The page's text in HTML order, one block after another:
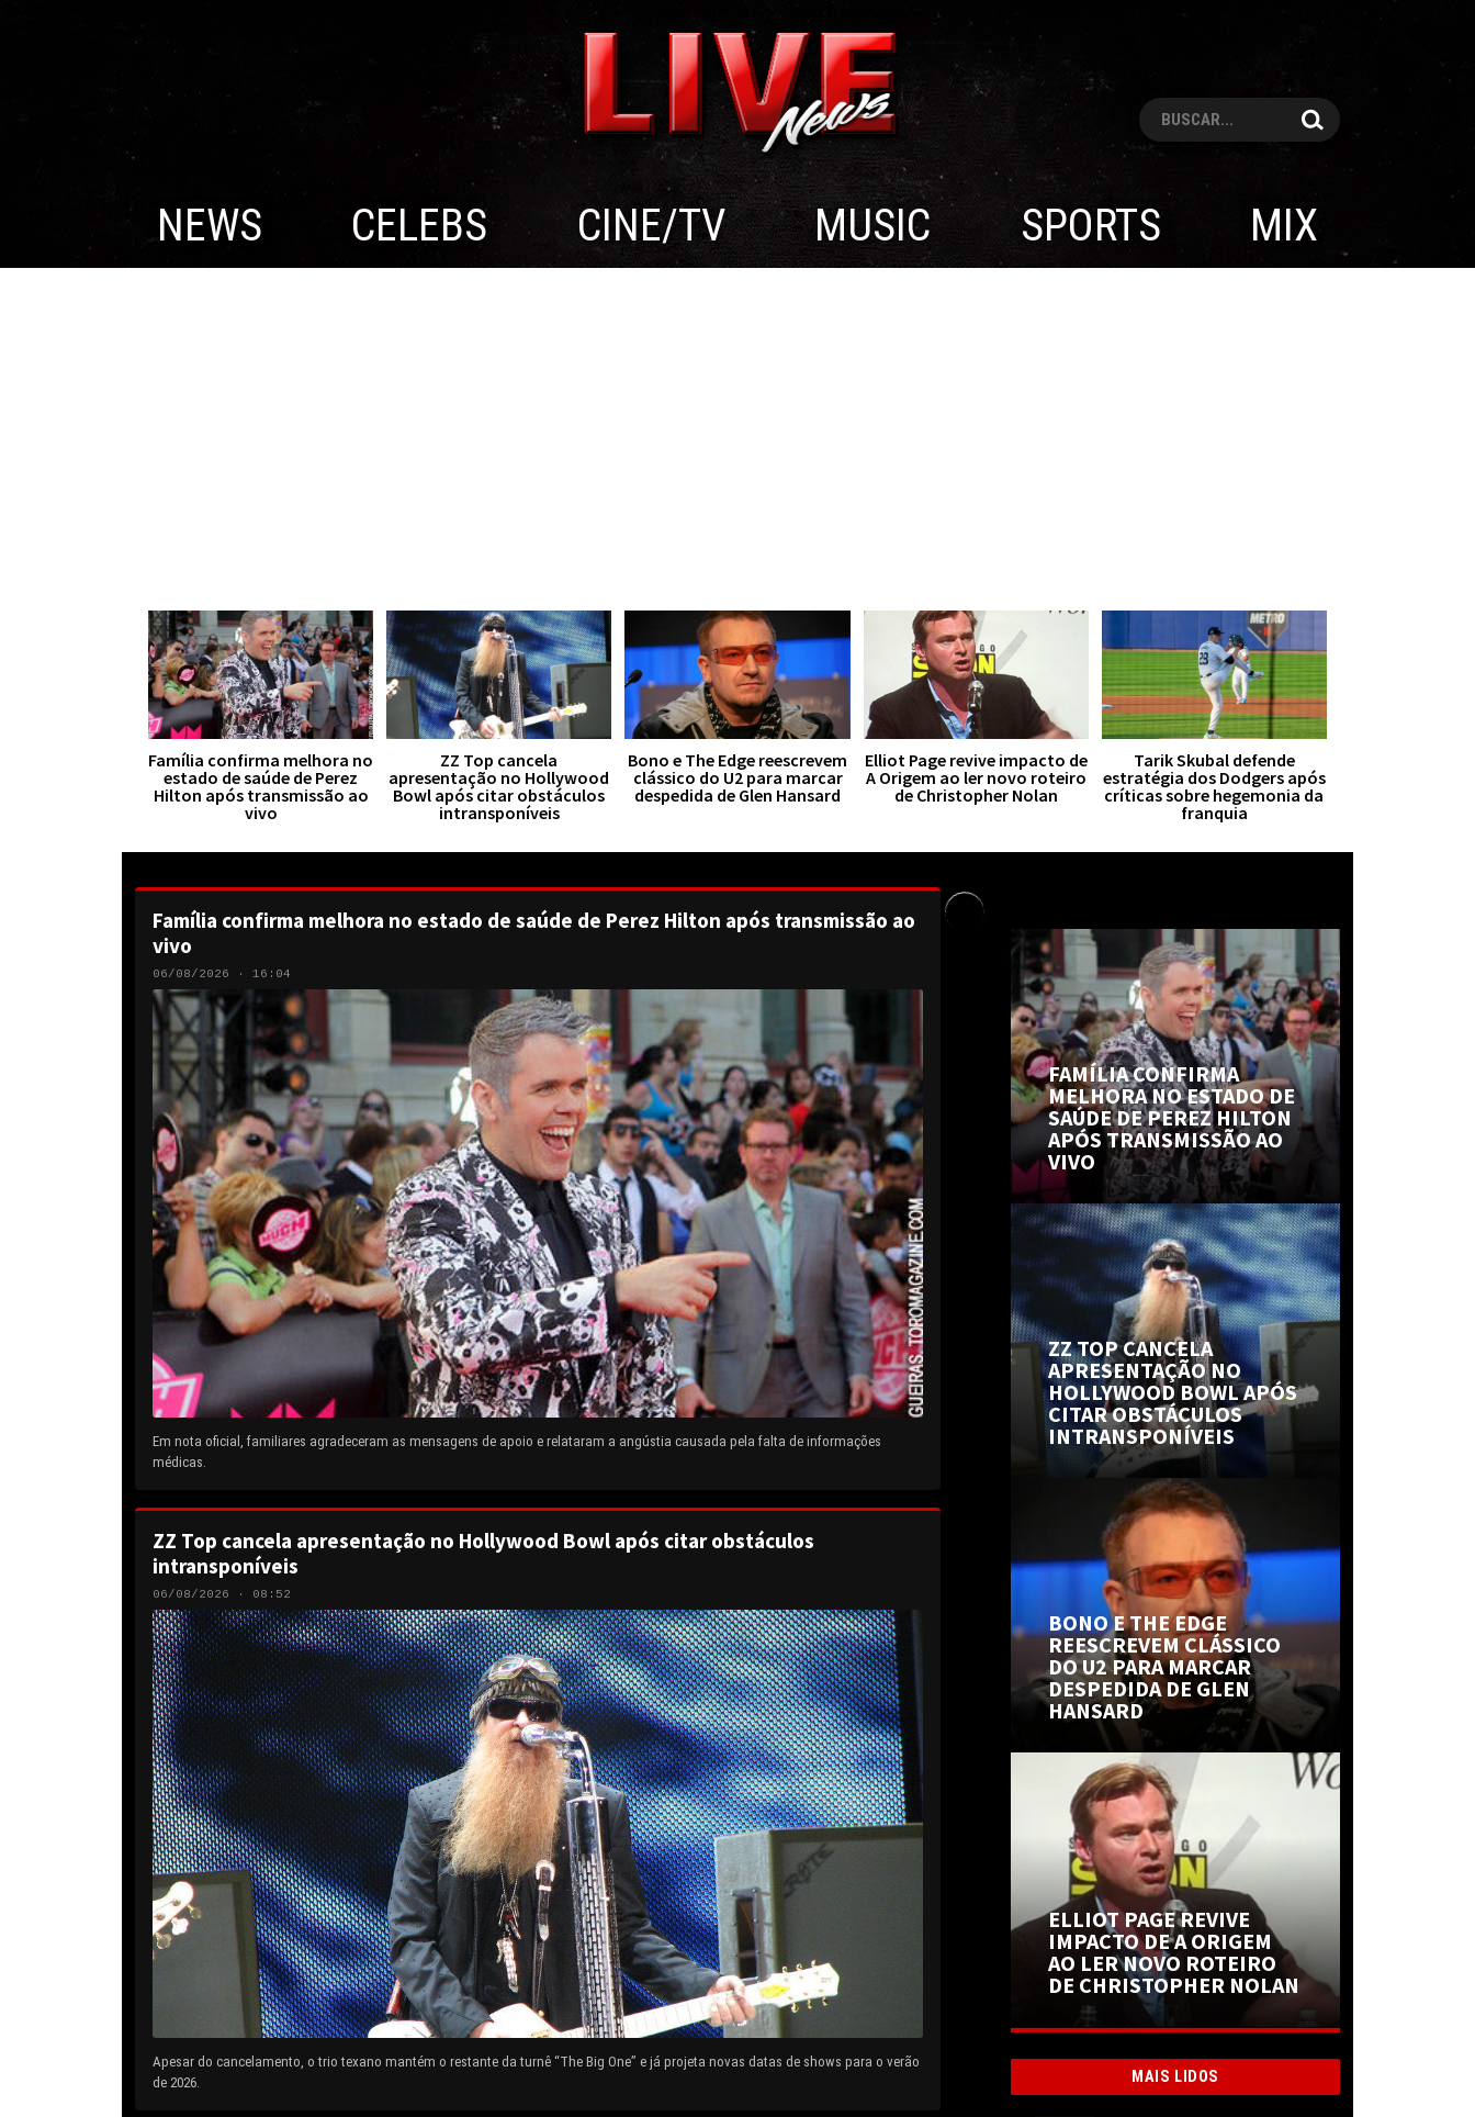
Pesquisar
NEWS CELEBS CINE/TV MUSIC SPORTS MIX
Família confirma melhora no
estado de saúde de Perez
Hilton após transmissão ao
vivo
ZZ Top cancela
apresentação no Hollywood
Bowl após citar obstáculos
intransponíveis
Bono e The Edge reescrevem
clássico do U2 para marcar
despedida de Glen Hansard
Elliot Page revive impacto de
A Origem ao ler novo roteiro
de Christopher Nolan
Tarik Skubal defende
estratégia dos Dodgers após
críticas sobre hegemonia da
franquia
Família confirma melhora no estado de saúde de Perez Hilton após transmissão ao
vivo
06/08/2026 · 16:04
Em nota oficial, familiares agradeceram as mensagens de apoio e relataram a angústia causada pela falta de informações
médicas.
ZZ Top cancela apresentação no Hollywood Bowl após citar obstáculos
intransponíveis
06/08/2026 · 08:52
Apesar do cancelamento, o trio texano mantém o restante da turnê “The Big One” e já projeta novas datas de shows para o verão
de 2026.
FAMÍLIA CONFIRMA
MELHORA NO ESTADO DE
SAÚDE DE PEREZ HILTON
APÓS TRANSMISSÃO AO
VIVO
ZZ TOP CANCELA
APRESENTAÇÃO NO
HOLLYWOOD BOWL APÓS
CITAR OBSTÁCULOS
INTRANSPONÍVEIS
BONO E THE EDGE
REESCREVEM CLÁSSICO
DO U2 PARA MARCAR
DESPEDIDA DE GLEN
HANSARD
ELLIOT PAGE REVIVE
IMPACTO DE A ORIGEM
AO LER NOVO ROTEIRO
DE CHRISTOPHER NOLAN
MAIS LIDOS